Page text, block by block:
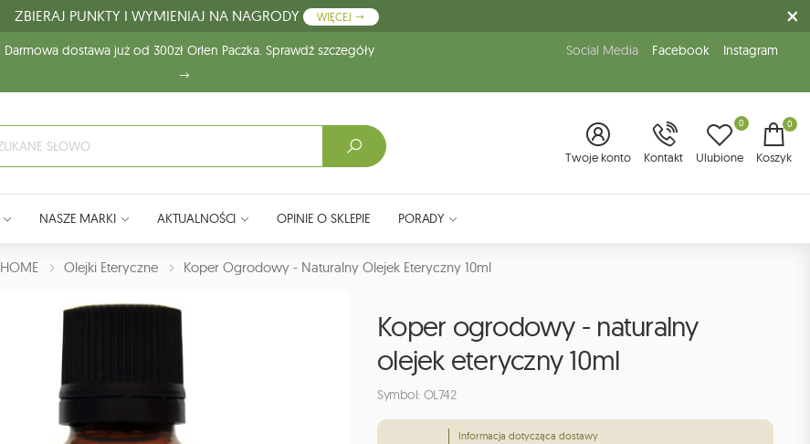
ZBIERAJ PUNKTY I WYMIENIAJ NA NAGRODY WIĘCEJ
Darmowa dostawa już od 300zł Orlen Paczka. Sprawdź szczegóły Social Media Facebook Instagram
Twoje konto Kontakt Ulubione
0 0
Koszyk
NASZE MARKI AKTUALNOŚCI OPINIE O SKLEPIE PORADY
HOME Olejki Eteryczne Koper Ogrodowy - Naturalny Olejek Eteryczny 10ml
Koper ogrodowy - naturalny
olejek eteryczny 10ml
Symbol: OL742
Informacja dotycząca dostawy